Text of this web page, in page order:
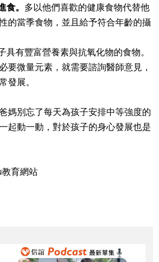
。 多以他們喜歡的健康食物代替他
的當季食物，並且給予符合年齡的攝
具有豐富營養素與抗氧化物的食物。
要微量元素，就需要諮詢醫師意見，
發展。
媽別忘了每天為孩子安排中等強度的
起動一動，對於孩子的身心發展也是
育網站